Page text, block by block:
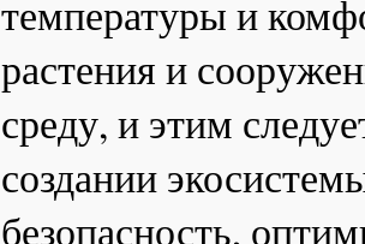
температуры и
растения и
среду, и этим
создании
безопасность,